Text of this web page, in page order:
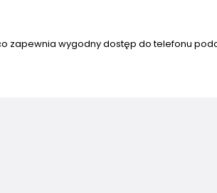
zapewnia wygodny dostęp do telefonu